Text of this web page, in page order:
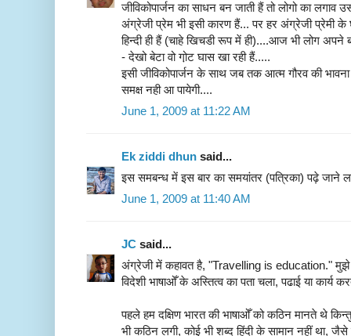
जीविकोपार्जन का साधन बन जाती हैं तो लोगो का लगाव
अंग्रेजी प्रेम भी इसी कारण हैं... पर हर अंग्रेजी प्रेमी के
हिन्दी ही हैं (चाहे खिचडी रूप में ही)....आज भी लोग अपने
- देखो बेटा वो गो़ट घास खा रही हैं.....
इसी जीविकोपार्जन के साथ जब तक आत्म गौरव की
समक्ष नही आ पायेगी....
June 1, 2009 at 11:22 AM
Ek ziddi dhun said...
इस समबन्ध में इस बार का समयांतर (पत्रिका) पढ़े जाने
June 1, 2009 at 11:40 AM
JC said...
अंग्रेजी में कहावत है, "Travelling is education." मुझे
विदेशी भाषाओँ के अस्तित्व का पता चला, पढाई या कार्य
पहले हम दक्षिण भारत की भाषाओँ को कठिन मानते थे
भी कठिन लगी, कोई भी शब्द हिंदी के सामान नहीं था,